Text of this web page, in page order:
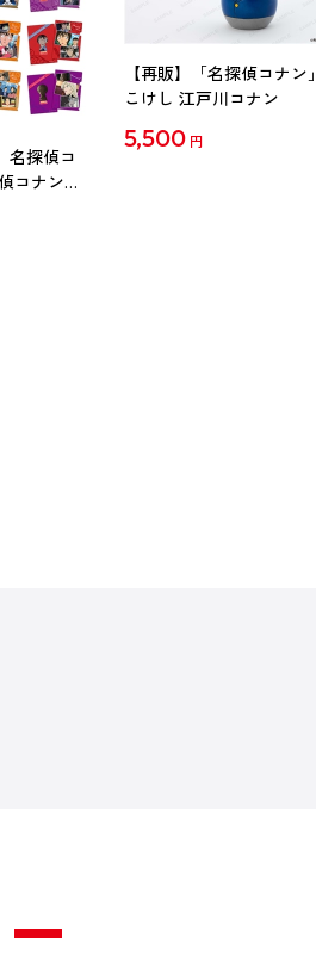
名探偵コ
コナン」
【再販】「名探偵コナン
こけし 江戸川コナン
5,500 円